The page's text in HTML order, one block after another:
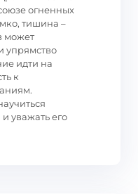
огненных
тишина –
может
упрямство
идти на
к
уважать его